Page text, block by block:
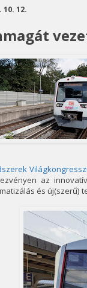
10. 12.
az
és új(szerű)